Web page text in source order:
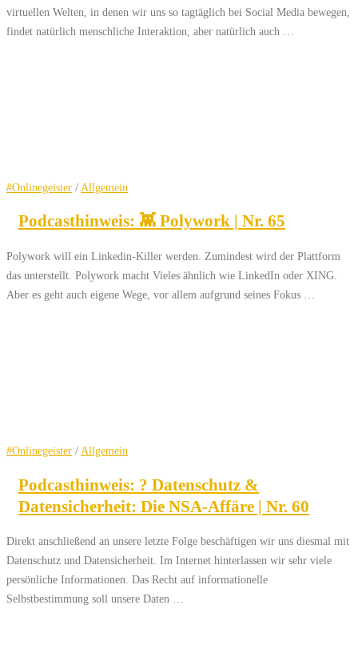
virtuellen Welten, in denen wir uns so tagtäglich bei Social Media bewegen,
findet natürlich menschliche Interaktion, aber natürlich auch …
#Onlinegeister / Allgemein
Podcasthinweis: 👾 Polywork | Nr. 65
Polywork will ein Linkedin-Killer werden. Zumindest wird der Plattform
das unterstellt. Polywork macht Vieles ähnlich wie LinkedIn oder XING.
Aber es geht auch eigene Wege, vor allem aufgrund seines Fokus …
#Onlinegeister / Allgemein
Podcasthinweis: ?️ Datenschutz &
Datensicherheit: Die NSA-Affäre | Nr. 60
Direkt anschließend an unsere letzte Folge beschäftigen wir uns diesmal mit
Datenschutz und Datensicherheit. Im Internet hinterlassen wir sehr viele
persönliche Informationen. Das Recht auf informationelle
Selbstbestimmung soll unsere Daten …